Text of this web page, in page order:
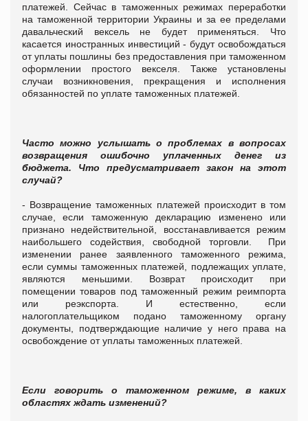
платежей. Сейчас в таможенных режимах переработки
на таможенной территории Украины и за ее пределами
давальческий вексель не будет применяться. Что
касается иностранных инвестиций - будут освобождаться
от уплаты пошлины без предоставления при таможенном
оформлении простого векселя. Также установлены
случаи возникновения, прекращения и исполнения
обязанностей по уплате таможенных платежей.
Часто можно услышать о проблемах в вопросах
возвращения ошибочно уплаченных денег из
бюджета. Что предусматривает закон на этот
случай?
- Возвращение таможенных платежей происходит в том
случае, если таможенную декларацию изменено или
признано недействительной, восстанавливается режим
наибольшего содействия, свободной торговли. При
изменении ранее заявленного таможенного режима,
если суммы таможенных платежей, подлежащих уплате,
являются меньшими. Возврат происходит при
помещении товаров под таможенный режим реимпорта
или реэкспорта. И естественно, если
налогоплательщиком подано таможенному органу
документы, подтверждающие наличие у него права на
освобождение от уплаты таможенных платежей.
Если говорить о таможенном режиме, в каких
областях ждать изменений?